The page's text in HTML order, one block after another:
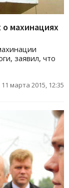
махинациях
заявил, что
11 марта 2015, 12:35